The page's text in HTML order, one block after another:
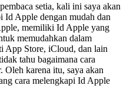
setia, kali ini saya akan
Id Apple dengan mudah dan
memiliki Id Apple yang
memudahkan dalam
App Store, iCloud, dan lain
tahu bagaimana cara
Oleh karena itu, saya akan
cara melengkapi Id Apple